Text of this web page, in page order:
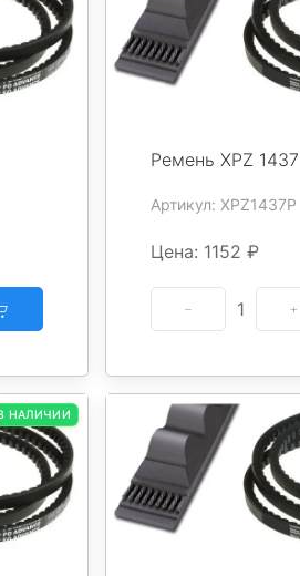
Ремень XPZ 1437
Артикул: XPZ1437P
Цена: 1152 ₽
1
В НАЛИЧИИ